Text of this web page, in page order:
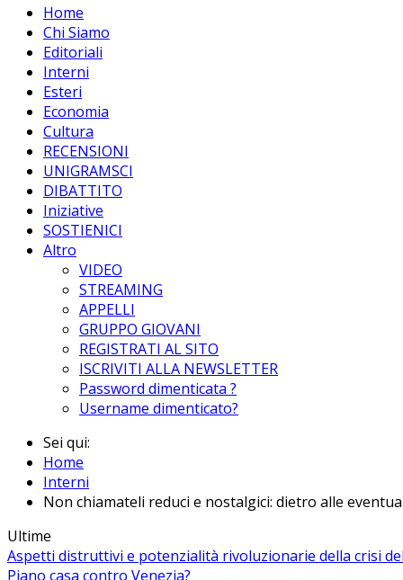
Home
Chi Siamo
Editoriali
Interni
Esteri
Economia
Cultura
RECENSIONI
UNIGRAMSCI
DIBATTITO
Iniziative
SOSTIENICI
Altro
VIDEO
STREAMING
APPELLI
GRUPPO GIOVANI
REGISTRATI AL SITO
ISCRIVITI ALLA NEWSLETTER
Password dimenticata ?
Username dimenticato?
Sei qui:
Home
Interni
Non chiamateli reduci e nostalgici: dietro alle
Ultime
Aspetti distruttivi e potenzialità rivoluzionarie della crisi
Piano casa contro Venezia?